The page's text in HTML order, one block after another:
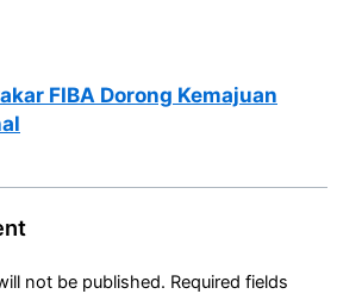
FIBA Dorong Kemajuan
not be published. Required fields